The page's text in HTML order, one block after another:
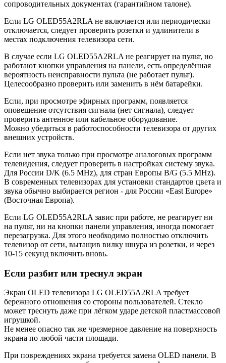
сопроводительных документах (гарантийном талоне).
Если LG OLED55A2RLA не включается или периодически
отключается, следует проверить розетки и удлинители в
местах подключения телевизора сети.
В случае если LG OLED55A2RLA не реагирует на пульт, но
работают кнопки управления на панели, есть определённая
вероятность неисправности пульта (не работает пульт).
Целесообразно проверить или заменить в нём батарейки.
Если, при просмотре эфирных программ, появляется
оповещение отсутствия сигнала (нет сигнала), следует
проверить антенное или кабельное оборудование.
Можно убедиться в работоспособности телевизора от других
внешних устройств.
Если нет звука только при просмотре аналоговых программ
телевидения, следует проверить в настройках систему звука.
Для России D/K (6.5 MHz), для стран Европы B/G (5.5 MHz).
В современных телевизорах для установки стандартов цвета и
звука обычно выбирается регион - для России «East Europe»
(Восточная Европа).
Если LG OLED55A2RLA завис при работе, не реагирует ни
на пульт, ни на кнопки панели управления, иногда помогает
перезагрузка. Для этого необходимо полностью отключить
телевизор от сети, вытащив вилку шнура из розетки, и через
10-15 секунд включить вновь.
Если разбит или треснул экран
Экран OLED телевизора LG OLED55A2RLA требует
бережного отношения со стороны пользователей. Стекло
может треснуть даже при лёгком ударе детской пластмассовой
игрушкой.
Не менее опасно так же чрезмерное давление на поверхность
экрана по любой части площади.
При повреждениях экрана требуется замена OLED панели. В